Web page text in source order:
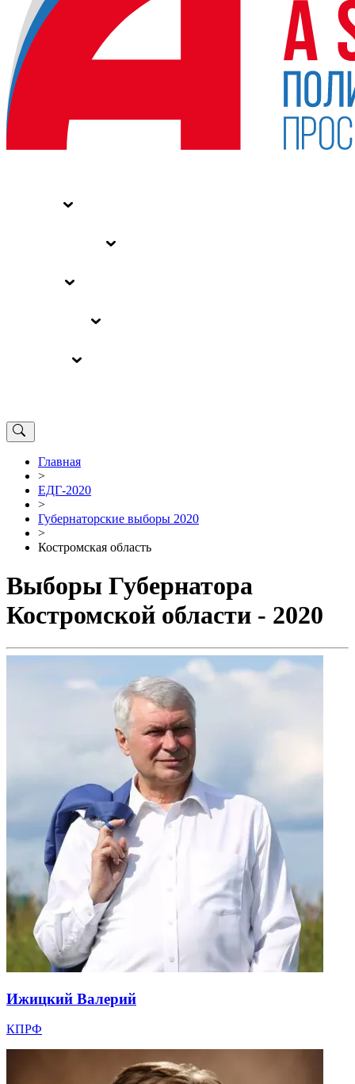
Главная
>
ЕДГ-2020
>
Губернаторские выборы 2020
>
Костромская область
Выборы Губернатора
Костромской области - 2020
Ижицкий Валерий
КПРФ